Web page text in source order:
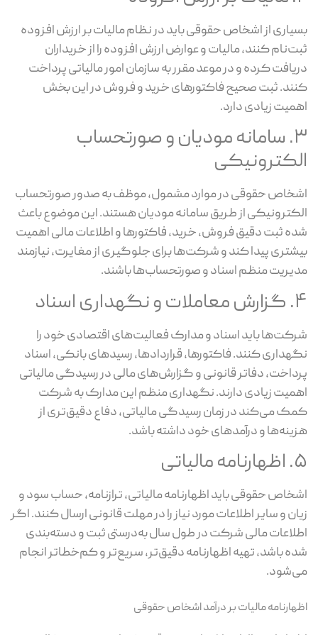
از اشخاص حقوقی باید در نظام مالیات بر ارزش افزوده
کنند، مالیات و عوارض ارزش افزوده را از خریداران
کرده و در موعد مقرر به سازمان امور مالیاتی پرداخت
ثبت صحیح فاکتورهای خرید و فروش در این بخش
زیادی دارد.
۳. سامانه مودیان و صورتحساب
حقوقی در موارد مشمول، موظف به صدور صورتحساب
از طریق سامانه مودیان هستند. این موضوع باعث
ثبت دقیق فروش، خرید، فاکتورها و اطلاعات مالی اهمیت
پیدا کند و شرکت‌ها برای جلوگیری از مغایرت، نیازمند
منظم اسناد و صورتحساب‌ها باشند.
باید اسناد و مدارک فعالیت‌های اقتصادی خود را
کنند. فاکتورها، قراردادها، رسیدهای بانکی، اسناد
دفاتر قانونی و گزارش‌های مالی در رسیدگی مالیاتی
زیادی دارند. نگهداری منظم این مدارک به شرکت
می‌کند در زمان رسیدگی مالیاتی، دفاع دقیق‌تری از
و درآمدهای خود داشته باشد.
حقوقی باید اظهارنامه مالیاتی، ترازنامه، حساب سود و
و سایر اطلاعات مورد نیاز را در مهلت قانونی ارسال کنند. اگر
مالی شرکت در طول سال به‌درستی ثبت و دسته‌بندی
باشد، تهیه اظهارنامه دقیق‌تر، سریع‌تر و کم‌خطاتر انجام
مالیات بر درآمد اشخاص حقوقی